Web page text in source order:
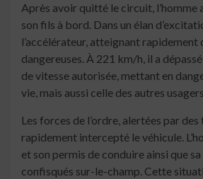
Après avoir quitté le circuit, l’homme
son fils à bord. Dans un élan
l’accélérateur, atteignant rapidement
dangereuses. À 221 km/h, il a
de vitesse autorisée, mettant en
vie, mais aussi celle des autres
Les forces de l’ordre, alertées par
rapidement intercepté le véhicule.
et son permis de conduire ainsi que
confisqués sur-le-champ. Cette